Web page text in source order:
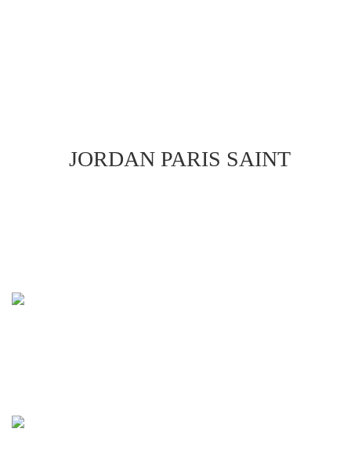
JORDAN PARIS SAINT